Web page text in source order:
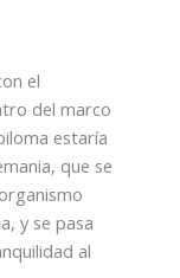
el
del marco
estaría
que se
y se pasa
al